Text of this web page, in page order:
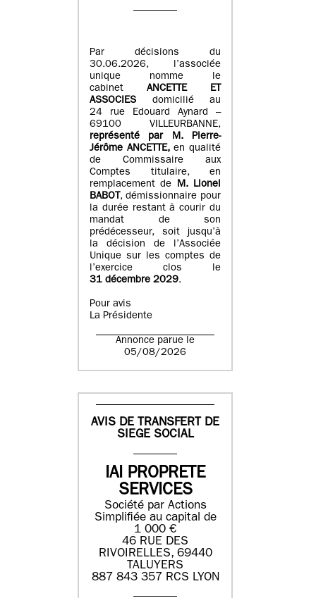
Par décisions du
30.06.2026, l’associée
unique nomme le
cabinet ANCETTE ET
ASSOCIES
domicilié au
24 rue Edouard Aynard –
69100 VILLEURBANNE,
représenté par M.Pierre-
Jérôme ANCETTE, en qualité
de Commissaire aux
Comptes titulaire, en
remplacement de M.Lionel
BABOT, démissionnaire pour
la durée restant à courir du
mandat de son
prédécesseur, soit jusqu’à
la décision de l’Associée
Unique sur les comptes de
l’exercice clos le
31 décembre 2029.
Pour avis
La Présidente
Annonce parue le
05/08/2026
AVIS DE TRANSFERT DE
SIEGE SOCIAL
IAI PROPRETE
SERVICES
Société par Actions
Simplifiée au capital de
1 000 €
46 RUE DES
RIVOIRELLES, 69440
TALUYERS
887 843 357 RCS LYON